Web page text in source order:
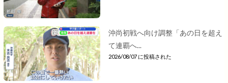
沖尚初戦へ向け調整「あの日を超え
て連覇へ...
2026/08/07 に投稿された